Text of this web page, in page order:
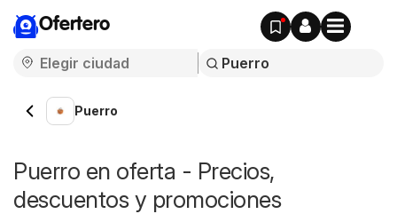
Ofertero
Puerro
Puerro en oferta - Precios,
descuentos y promociones